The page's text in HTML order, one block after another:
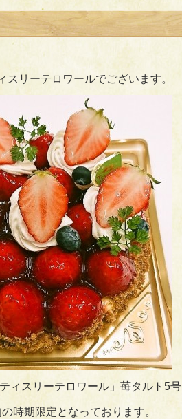
スリーテロワールでございます。
ィスリーテロワール」苺タルト5号
時期限定となっております。